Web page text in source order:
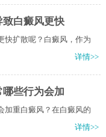
致白癜风更快
快扩散呢？白癜风，作为
详情>>
些行为会加
加重白癜风？在白癜风的
详情>>